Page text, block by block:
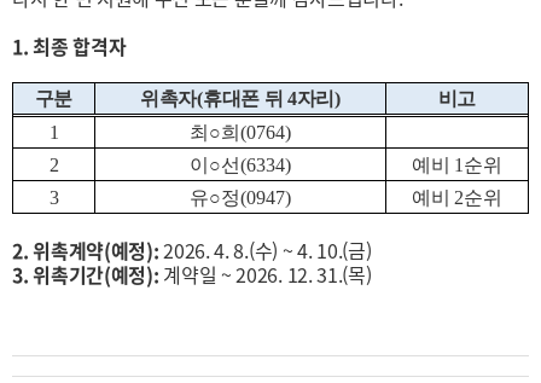
1. 최종 합격자
구분 위촉자(휴대폰 뒤 4자리)
비고
1
최 ○희 (0764)
2
이 ○선(6334) 예비 1 순위
3
유○정(0947) 예비 2순위
2. 위촉계약(예정):2026. 4. 8.(수) ~ 4. 10.(금)
3. 위촉기간(예정): 계약일 ~ 2026. 12. 31.(목)